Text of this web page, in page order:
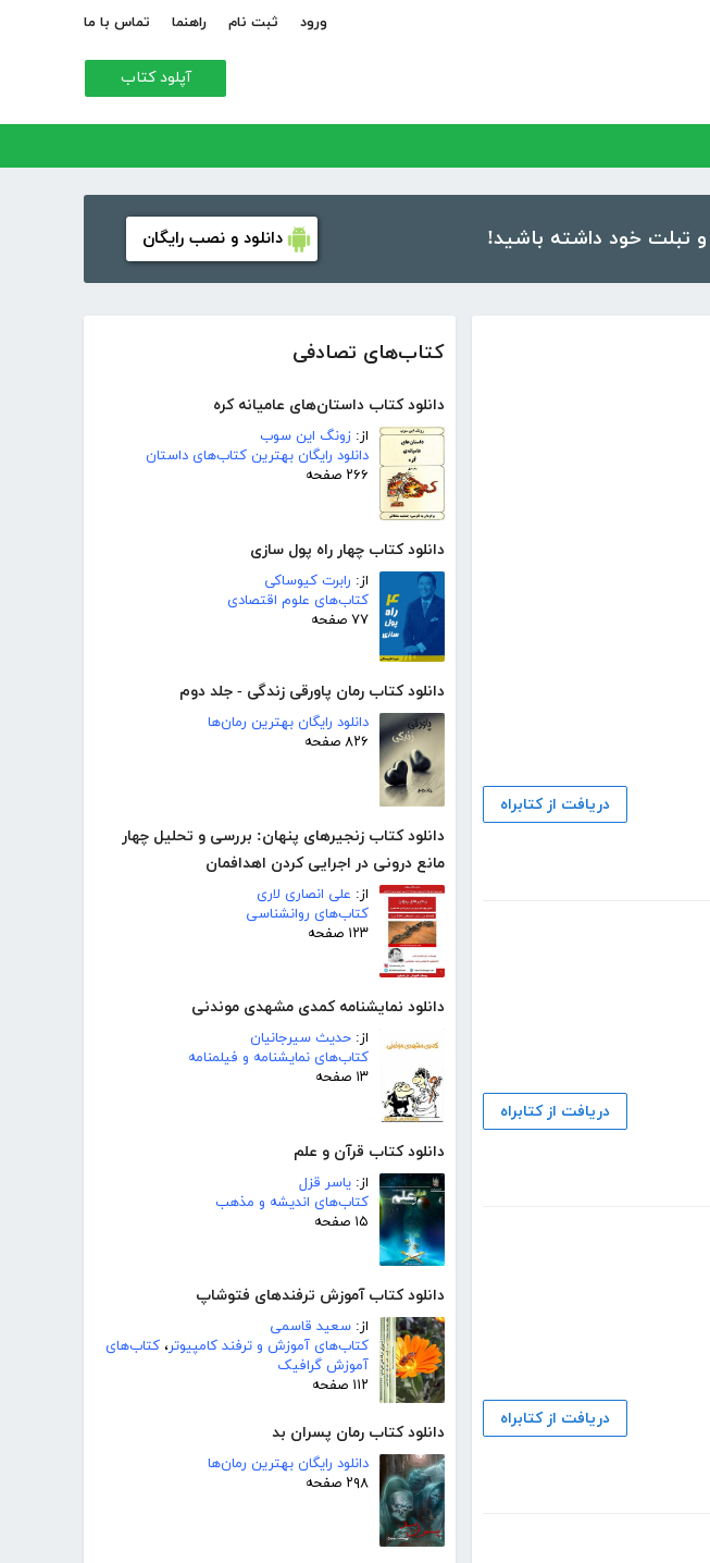
ورود ثبت نام راهنما تماس با ما
آپلود کتاب
دانلود و نصب رایگان
کتاب‌های تصادفی
دانلود کتاب داستان‌های عامیانه کره
از: زونگ این سوب
دانلود رایگان بهترین کتاب‌های داستان
۲۶۶ صفحه
دانلود کتاب چهار راه پول سازی
از: رابرت کیوساکی
کتاب‌های علوم اقتصادی
۷۷ صفحه
دانلود کتاب رمان پاورقی زندگی - جلد دوم
دانلود رایگان بهترین رمان‌ها
۸۲۶ صفحه
دانلود کتاب زنجیرهای پنهان: بررسی و تحلیل چهار
مانع درونی در اجرایی کردن اهدافمان
از: علی انصاری لاری
کتاب‌های روانشناسی
۱۲۳ صفحه
دانلود نمایشنامه کمدی مشهدی موندنی
از: حدیث سیرجانیان
کتاب‌های نمایشنامه و فیلمنامه
۱۳ صفحه
دانلود کتاب قرآن و علم
از: یاسر قزل
کتاب‌های اندیشه و مذهب
۱۵ صفحه
دانلود کتاب آموزش ترفندهای فتوشاپ
از: سعید قاسمی
کتاب‌های آموزش و ترفند کامپیوتر، کتاب‌های
آموزش گرافیک
۱۱۲ صفحه
دانلود کتاب رمان پسران بد
دانلود رایگان بهترین رمان‌ها
۲۹۸ صفحه
دریافت از کتابراه
دریافت از کتابراه
دریافت از کتابراه